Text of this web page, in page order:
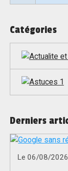
Catégories
Derniers
Le 06/08/2026